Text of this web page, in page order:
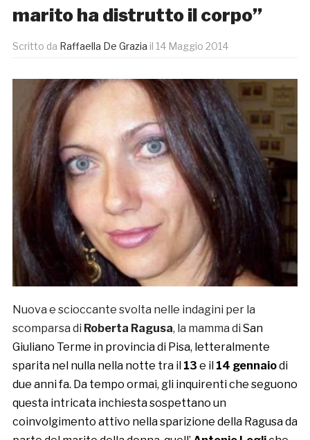
marito ha distrutto il corpo”
Scritto da Raffaella De Grazia il 14 Maggio 2014
Nuova e scioccante svolta nelle indagini per la
scomparsa di Roberta Ragusa, la mamma di San
Giuliano Terme in provincia di Pisa, letteralmente
sparita nel nulla nella notte tra il 13 e il 14 gennaiodi
due anni fa. Da tempo ormai, gli inquirenti che seguono
questa intricata inchiesta sospettano un
coinvolgimento attivo nella sparizione della Ragusa da